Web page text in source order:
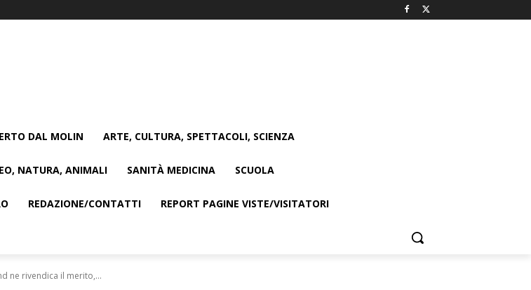
DAL MOLIN ARTE, CULTURA, SPETTACOLI, SCIENZA
NATURA, ANIMALI SANITÀ MEDICINA SCUOLA
REDAZIONE/CONTATTI REPORT PAGINE VISTE/VISITATORI
ne rivendica il merito,...